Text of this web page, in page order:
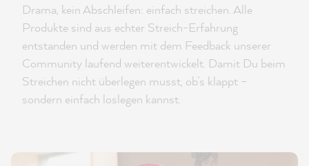
Drama, kein Abschleifen: einfach streichen. Alle
Produkte sind aus echter Streich-Erfahrung
entstanden und werden mit dem Feedback unserer
Community laufend weiterentwickelt. Damit Du beim
Streichen nicht überlegen musst, ob’s klappt –
sondern einfach loslegen kannst.